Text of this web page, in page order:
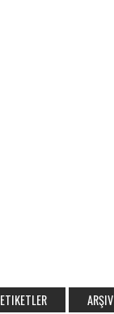
ETIKETLER ARŞIV